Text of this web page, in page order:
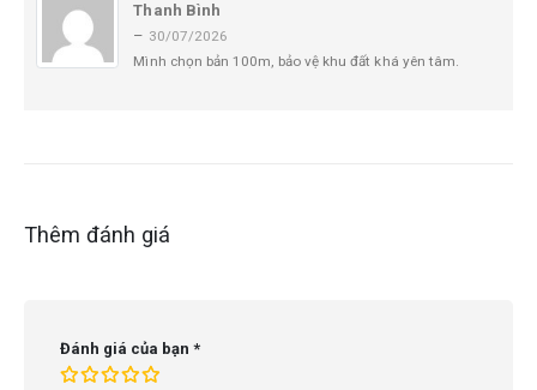
5 trên 5
Thanh Bình
– 30/07/2026
Mình chọn bản 100m, bảo vệ khu đất khá yên tâm.
Thêm đánh giá
Đánh giá của bạn *